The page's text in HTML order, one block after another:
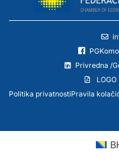
Privredna /
LOGO
Politika privatnostiPravila